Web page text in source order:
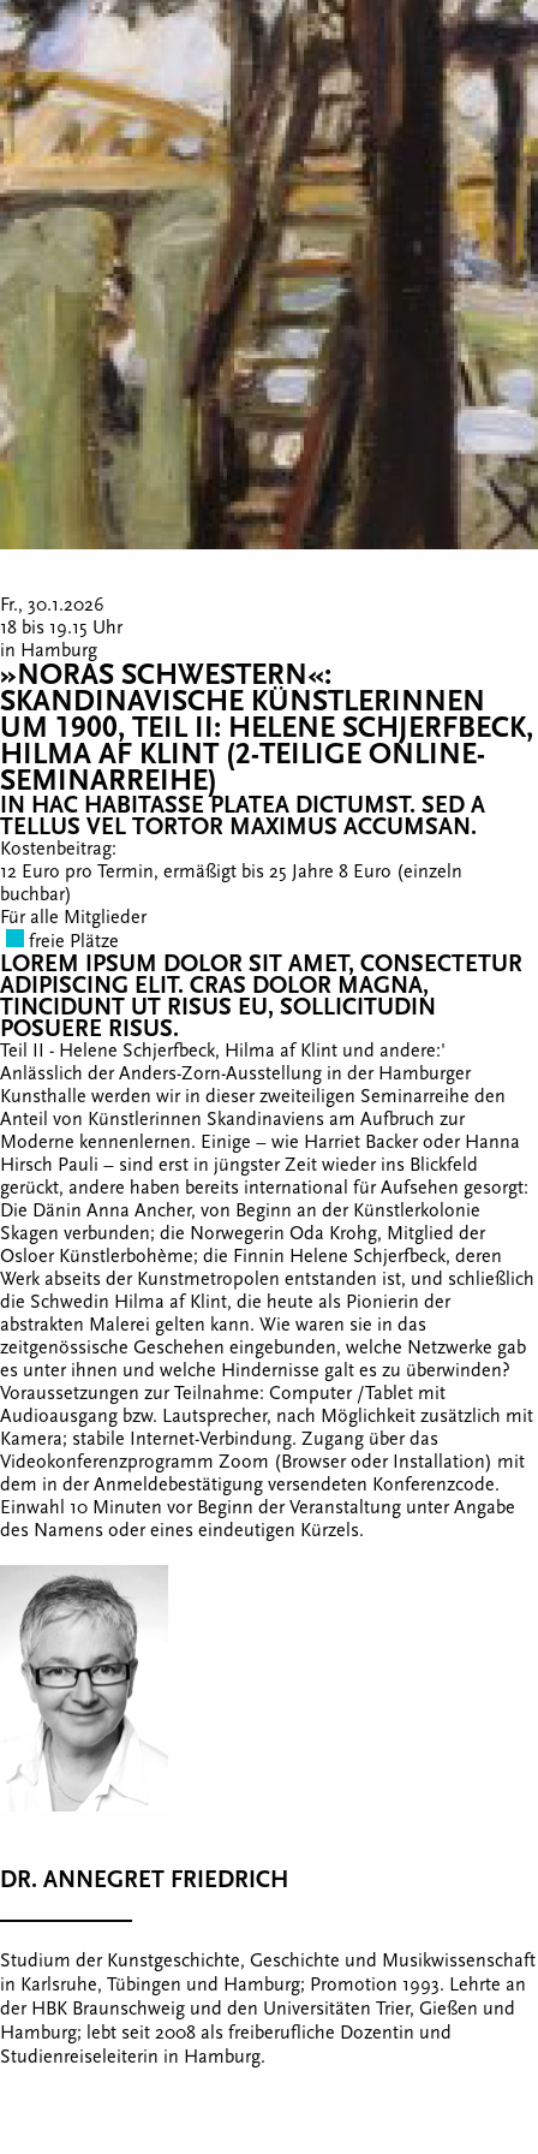
Fr., 30.1.2026
18 bis 19.15 Uhr
in Hamburg
»NORAS SCHWESTERN«:
SKANDINAVISCHE KÜNSTLERINNEN
UM 1900, TEIL II: HELENE SCHJERFBECK,
HILMA AF KLINT (2-TEILIGE ONLINE-
SEMINARREIHE)
IN HAC HABITASSE PLATEA DICTUMST. SED A
TELLUS VEL TORTOR MAXIMUS ACCUMSAN.
Kostenbeitrag:
12 Euro pro Termin, ermäßigt bis 25 Jahre 8 Euro (einzeln
buchbar)
Für alle Mitglieder
freie Plätze
LOREM IPSUM DOLOR SIT AMET, CONSECTETUR
ADIPISCING ELIT. CRAS DOLOR MAGNA,
TINCIDUNT UT RISUS EU, SOLLICITUDIN
POSUERE RISUS.
Teil II - Helene Schjerfbeck, Hilma af Klint und andere:'
Anlässlich der Anders-Zorn-Ausstellung in der Hamburger
Kunsthalle werden wir in dieser zweiteiligen Seminarreihe den
Anteil von Künstlerinnen Skandinaviens am Aufbruch zur
Moderne kennenlernen. Einige – wie Harriet Backer oder Hanna
Hirsch Pauli – sind erst in jüngster Zeit wieder ins Blickfeld
gerückt, andere haben bereits international für Aufsehen gesorgt:
Die Dänin Anna Ancher, von Beginn an der Künstlerkolonie
Skagen verbunden; die Norwegerin Oda Krohg, Mitglied der
Osloer Künstlerbohème; die Finnin Helene Schjerfbeck, deren
Werk abseits der Kunstmetropolen entstanden ist, und schließlich
die Schwedin Hilma af Klint, die heute als Pionierin der
abstrakten Malerei gelten kann. Wie waren sie in das
zeitgenössische Geschehen eingebunden, welche Netzwerke gab
es unter ihnen und welche Hindernisse galt es zu überwinden?
Voraussetzungen zur Teilnahme: Computer /Tablet mit
Audioausgang bzw. Lautsprecher, nach Möglichkeit zusätzlich mit
Kamera; stabile Internet-Verbindung. Zugang über das
Videokonferenzprogramm Zoom (Browser oder Installation) mit
dem in der Anmeldebestätigung versendeten Konferenzcode.
Einwahl 10 Minuten vor Beginn der Veranstaltung unter Angabe
des Namens oder eines eindeutigen Kürzels.
DR. ANNEGRET FRIEDRICH
Studium der Kunstgeschichte, Geschichte und Musikwissenschaft
in Karlsruhe, Tübingen und Hamburg; Promotion 1993. Lehrte an
der HBK Braunschweig und den Universitäten Trier, Gießen und
Hamburg; lebt seit 2008 als freiberufliche Dozentin und
Studienreiseleiterin in Hamburg.